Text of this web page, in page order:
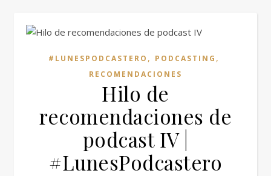
#LUNESPODCASTERO , PODCASTING ,
RECOMENDACIONES
Hilo de
recomendaciones de
podcast IV |
#LunesPodcastero